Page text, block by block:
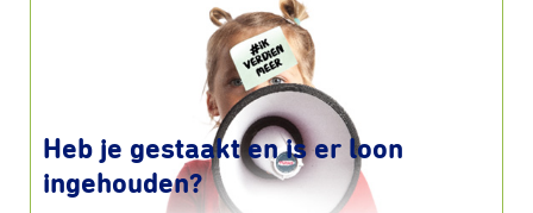
Heb je gestaakt en is er loon
ingehouden?